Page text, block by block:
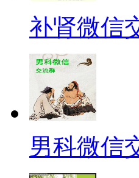
补肾微信
男科微信